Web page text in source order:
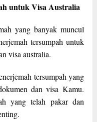
untuk Visa Australia
yang banyak muncul
tersumpah untuk
visa australia.
tersumpah yang
dan visa Kamu.
yang telah pakar dan